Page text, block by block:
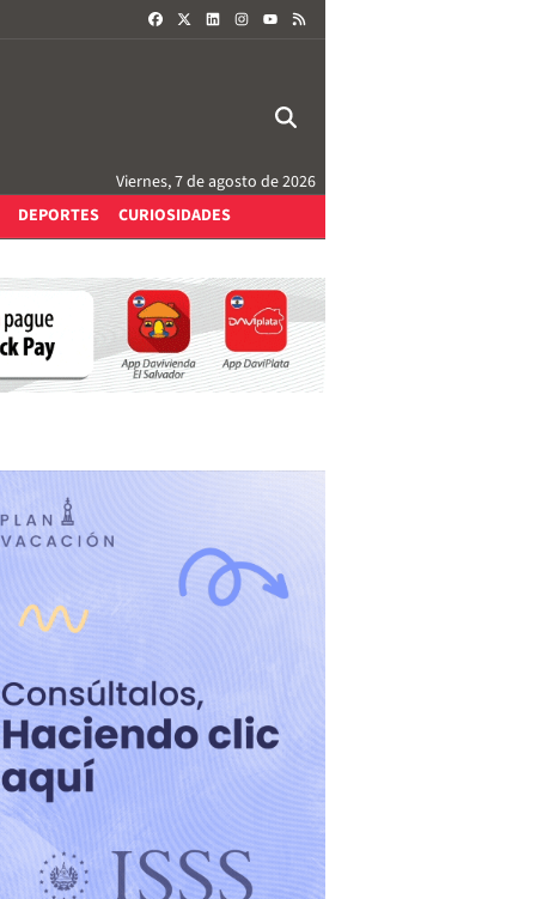
FACEBOOKLINKEDININSTAGRAM
Viernes, 7 de agosto de 2026
DEPORTES CURIOSIDADES